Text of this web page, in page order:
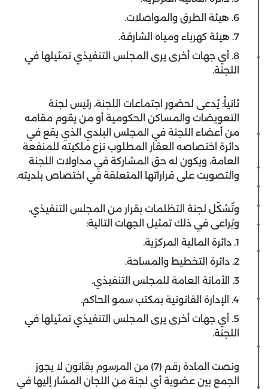
6. هيئة الطرق والمواصلات.
7. هيئة كهرباء ومياه الشارقة.
8. أي جهات أخرى يرى المجلس التنفيذي تمثيلها في
اللجنة.
ثانياً: يُدعى لحضور اجتماعات اللجنة، رئيس لجنة
التعويضات والمساكن الحكومية أو من يقوم مقامه
من أعضاء اللجنة في المجلس البلدي الذي يقع في
دائرة اختصاصه العقار المطلوب نزع ملكيته للمنفعة
العامة، ويكون له حق المشاركة في مداولات اللجنة
والتصويت على قراراتها المتعلقة في اختصاص بلديته.
وتُشكّل لجنة التظلمات بقرار من المجلس التنفيذي،
ويُراعى في ذلك تمثيل الجهات التالية:
1. دائرة المالية المركزية.
2. دائرة التخطيط والمساحة.
3. الأمانة العامة للمجلس التنفيذي.
4. الإدارة القانونية بمكتب سمو الحاكم.
5. أي جهات أخرى يرى المجلس التنفيذي تمثيلها في
اللجنة.
ونصت المادة رقم (7) من المرسوم بقانون لا يجوز
الجمع بين عضوية أي لجنة من اللجان المشار إليها في